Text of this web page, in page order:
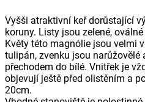
Vyšši atraktivní keř dorůstající
koruny. Listy jsou zelené,
Květy této magnólie jsou velmi
tulipán, zvenku jsou narůžovělé
přechodem do bílé. Vnitřek je
objevují ještě před olistěním a
20cm.